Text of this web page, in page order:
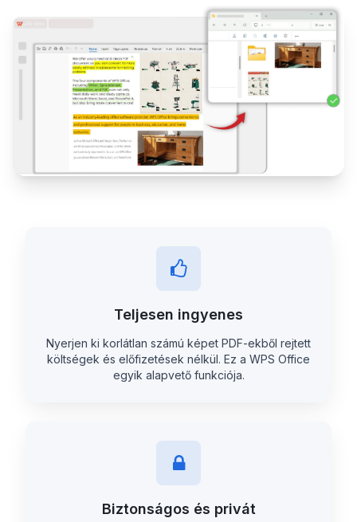
Teljesen ingyenes
Nyerjen ki korlátlan számú képet PDF-ekből rejtett
költségek és előfizetések nélkül. Ez a WPS Office
egyik alapvető funkciója.
Biztonságos és privát